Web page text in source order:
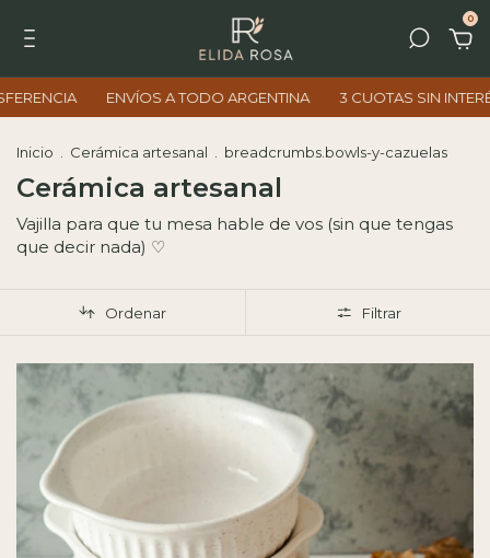
0
A TODO ARGENTINA 3 CUOTAS SIN INTERÉS 10% OFF
Inicio Cerámica artesanal breadcrumbs.bowls-y-cazuelas
Cerámica artesanal
Vajilla para que tu mesa hable de vos (sin que tengas
que decir nada) ♡
Ordenar Filtrar